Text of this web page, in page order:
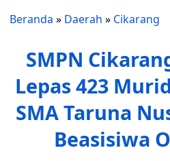
Beranda » Daerah » Cikarang
SMPN
Lepas 423
SMA Taruna
Beasisiwa